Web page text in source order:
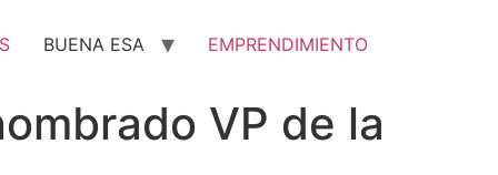
BUENA ESA EMPRENDIMIENTO
VP de la